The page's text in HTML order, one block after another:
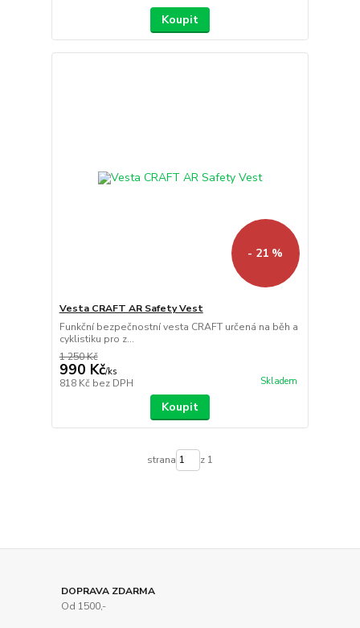
Koupit
- 21 %
Vesta CRAFT AR Safety Vest
Funkční bezpečnostní vesta CRAFT určená na běh a
cyklistiku pro z...
1 250 Kč
990 Kč/ks
818 Kč bez DPH Skladem
Koupit
strana z 1
DOPRAVA ZDARMA
Od 1500,-